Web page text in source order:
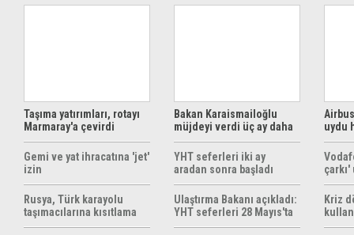
Taşıma yatırımları, rotayı
Marmaray'a çevirdi
Gemi ve yat ihracatına 'jet'
izin
Rusya, Türk karayolu
taşımacılarına kısıtlama
getirebilir
Bakan Karaismailoğlu
müjdeyi verdi üç ay daha
ücretsiz
YHT seferleri iki ay
aradan sonra başladı
Ulaştırma Bakanı açıkladı:
YHT seferleri 28 Mayıs'ta
başlıyor
uydu
Kriz